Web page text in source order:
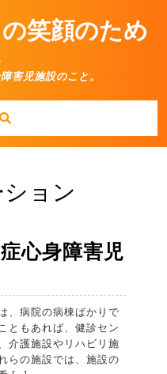
笑顔のため
害児施設のこと。
ョン
心身障害児
、病院の病棟ばかりで
ともあれば、健診セン
介護施設やリハビリ施
らの施設では、施設の